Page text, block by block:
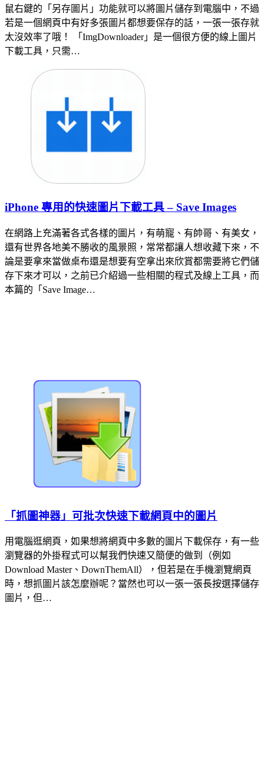
鼠右鍵的「另存圖片」功能就可以將圖片儲存到電腦中，不過
若是一個網頁中有好多張圖片都想要保存的話，一張一張存就
太沒效率了哦！ 「ImgDownloader」是一個很方便的線上圖片
下載工具，只需…
iPhone 專用的快速圖片下載工具 – Save Images
在網路上充滿著各式各樣的圖片，有萌寵、有帥哥、有美女，
還有世界各地美不勝收的風景照，常常都讓人想收藏下來，不
論是要拿來當做桌布還是想要有空拿出來欣賞都需要將它們儲
存下來才可以，之前已介紹過一些相關的程式及線上工具，而
本篇的「Save Image…
「抓圖神器」可批次快速下載網頁中的圖片
用電腦逛網頁，如果想將網頁中多數的圖片下載保存，有一些
瀏覽器的外掛程式可以幫我們快速又簡便的做到（例如
Download Master、DownThemAll），但若是在手機瀏覽網頁
時，想抓圖片該怎麼辦呢？當然也可以一張一張長按選擇儲存
圖片，但…